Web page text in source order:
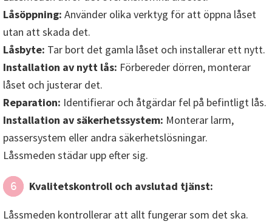
passersystem eller andra säkerhetslösningar.
Låssmeden städar upp efter sig.
6 Kvalitetskontroll och avslutad tjänst:
Låssmeden kontrollerar att allt fungerar som det ska.
Kunden besiktigar arbetet och är nöjd med resultatet.
Låssmeden lämnar över eventuella nycklar eller koder.
Kunden betalar resterande belopp (om inte
förskottsbetalning gjorts).